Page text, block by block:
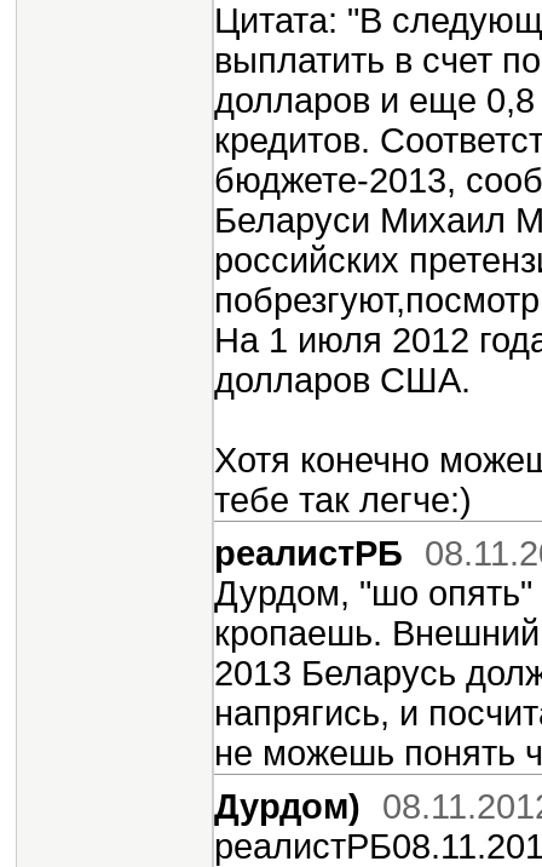
Цитата: "В
выплатить в счет
долларов и еще
кредитов.
бюджете-2013,
Беларуси Михаил
российских
На 1 июля 2012
долларов США.
Хотя конечно
тебе так легче:)
реалистРБ
Дурдом, "шо опять"
кропаешь.
2013 Беларусь
напрягись, и
не можешь понять
Дурдом)